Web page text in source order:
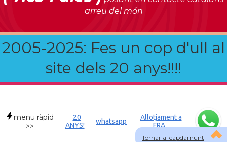
arreu del món
2005-2025: Fes un cop d'ull al
site dels 20 anys!!!!
Tornar al capdamunt
menu ràpid
>>
20
ANYS!
whatsapp
Allotjament a
FRA